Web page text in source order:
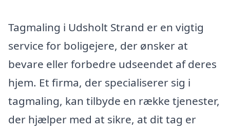
Tagmaling i Udsholt Strand er en vigtig
service for boligejere, der ønsker at
bevare eller forbedre udseendet af deres
hjem. Et firma, der specialiserer sig i
tagmaling, kan tilbyde en række tjenester,
der hjælper med at sikre, at dit tag er